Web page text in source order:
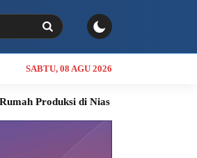
SABTU, 08 AGU 2026
Nias Utara INALUM Siapkan